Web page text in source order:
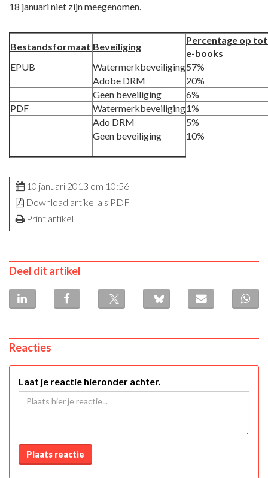
18 januari niet zijn meegenomen.
Bestandsformaat Beveiliging
Percentage op
e-books
EPUB
Watermerkbeveiliging57%
Adobe DRM
20%
Geen beveiliging
6%
PDF
Watermerkbeveiliging1%
Ado DRM
5%
Geen beveiliging
10%
10 januari 2013 om 10:56
Download artikel als PDF
Print artikel
Deel dit artikel
Reacties
Laat je reactie hieronder achter.
Plaats reactie